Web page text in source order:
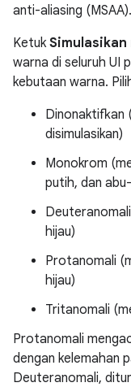
anti-aliasing (MSAA).
Ketuk
warna di seluruh UI
kebutaan warna.
Dinonaktifkan
disimulasikan)
Monokrom
putih, dan
hijau)
Protanomali
hijau)
Tritanomali
Protanomali
dengan kelemahan
Deuteranomali,